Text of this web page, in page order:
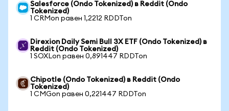
Salesforce (Ondo Tokenized) в Reddit (Ondo
Tokenized)
1 CRMon равен 1,2212 RDDTon
Direxion Daily Semi Bull 3X ETF (Ondo Tokenized) в
Reddit (Ondo Tokenized)
1 SOXLon равен 0,891447 RDDTon
Chipotle (Ondo Tokenized) в Reddit (Ondo
Tokenized)
1 CMGon равен 0,221447 RDDTon